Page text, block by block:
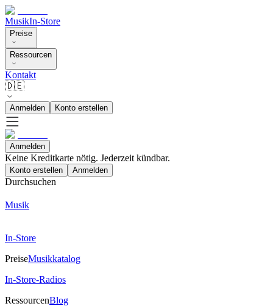
MusikIn-Store
Preise
Ressourcen
Kontakt
🇩🇪
Anmelden Konto erstellen
Anmelden
Keine Kreditkarte nötig. Jederzeit kündbar.
Konto erstellen Anmelden
Durchsuchen
Musik
In-Store
PreiseMusikkatalog
In-Store-Radios
RessourcenBlog